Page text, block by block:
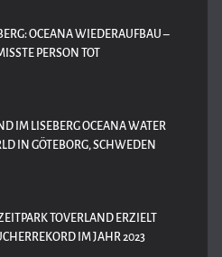
OCEANA WIEDERAUFBAU –
PERSON TOT
IM LISEBERG OCEANA WATER
IN GÖTEBORG, SCHWEDEN
TOVERLAND ERZIELT
IM JAHR 2023